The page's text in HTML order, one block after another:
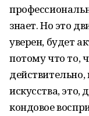
знает. Но это
уверен, будет
потому что то,
действительно,
искусства, это,
кондовое